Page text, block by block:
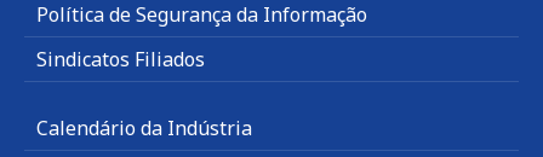
Política de Segurança da Informação
Sindicatos Filiados
Calendário da Indústria